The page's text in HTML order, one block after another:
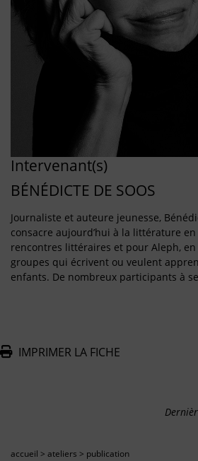
Intervenant(s)
BÉNÉDICTE DE SOOS
Journaliste et auteure jeunesse,
consacre aujourd’hui à la littérature
rencontres littéraires et pour Aleph,
groupes qui écrivent ou veulent
enfants. De nombreux participants à
IMPRIMER LA FICHE
accueil > ateliers > publication